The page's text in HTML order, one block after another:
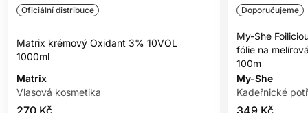
Aplikujte směs ke kořínkům.
Natáhněte do délek a konců na zbývajících 10 min.
Tónování:
Aplikujte směs ke kořínkům.
Oficiální distribuce
Matrix krémový Oxidant 3% 10VOL
1000ml
Matrix
Vlasová kosmetika
270 Kč
Doporučujeme
My-She
fólie na
100m
My-She
Kadeřnické
349 Kč